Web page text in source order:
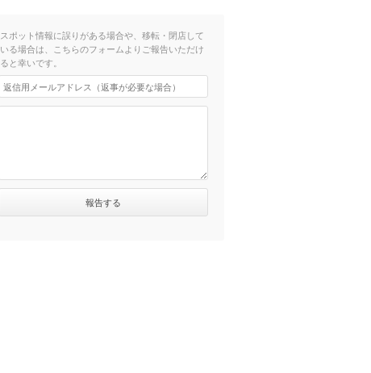
スポット情報に誤りがある場合や、移転・閉店して
いる場合は、こちらのフォームよりご報告いただけ
ると幸いです。